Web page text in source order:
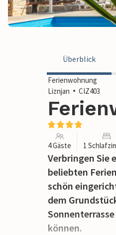
Überblick
Ferienwohnung
Liznjan
CIZ403
4 Gäste 1
Verbringen Sie
beliebten
schön
dem
können.